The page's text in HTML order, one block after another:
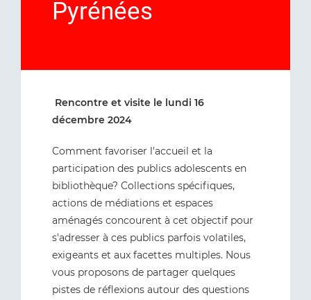
Pyrénées
Rencontre et visite le lundi 16
décembre 2024
Comment favoriser l'accueil et la
participation des publics adolescents en
bibliothèque? Collections spécifiques,
actions de médiations et espaces
aménagés concourent à cet objectif pour
s'adresser à ces publics parfois volatiles,
exigeants et aux facettes multiples. Nous
vous proposons de partager quelques
pistes de réflexions autour des questions